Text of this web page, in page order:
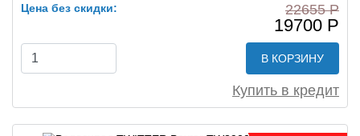
Цена без скидки: 22655 Р
19700 Р
В КОРЗИНУ
Купить в кредит